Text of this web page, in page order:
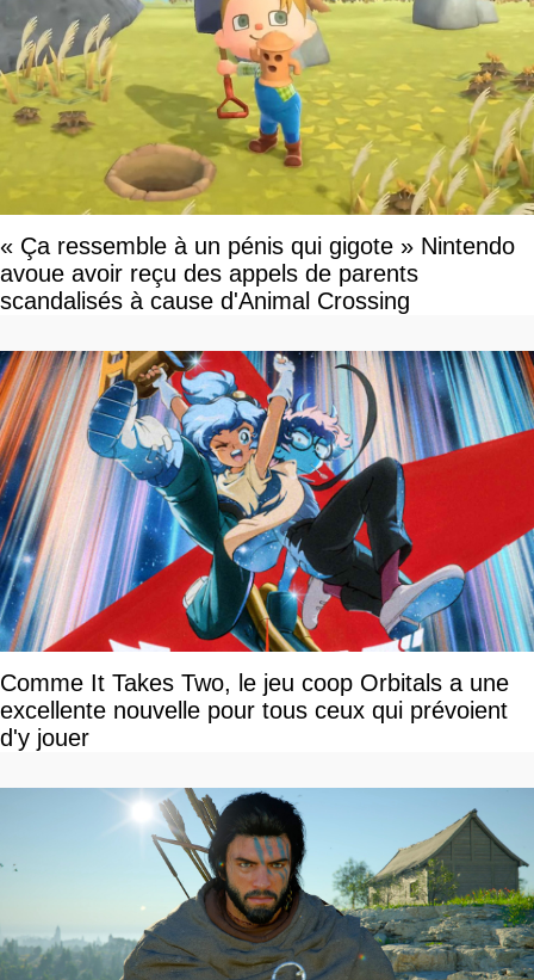
« Ça ressemble à un pénis qui gigote » Nintendo
avoue avoir reçu des appels de parents
scandalisés à cause d'Animal Crossing
Comme It Takes Two, le jeu coop Orbitals a une
excellente nouvelle pour tous ceux qui prévoient
d'y jouer